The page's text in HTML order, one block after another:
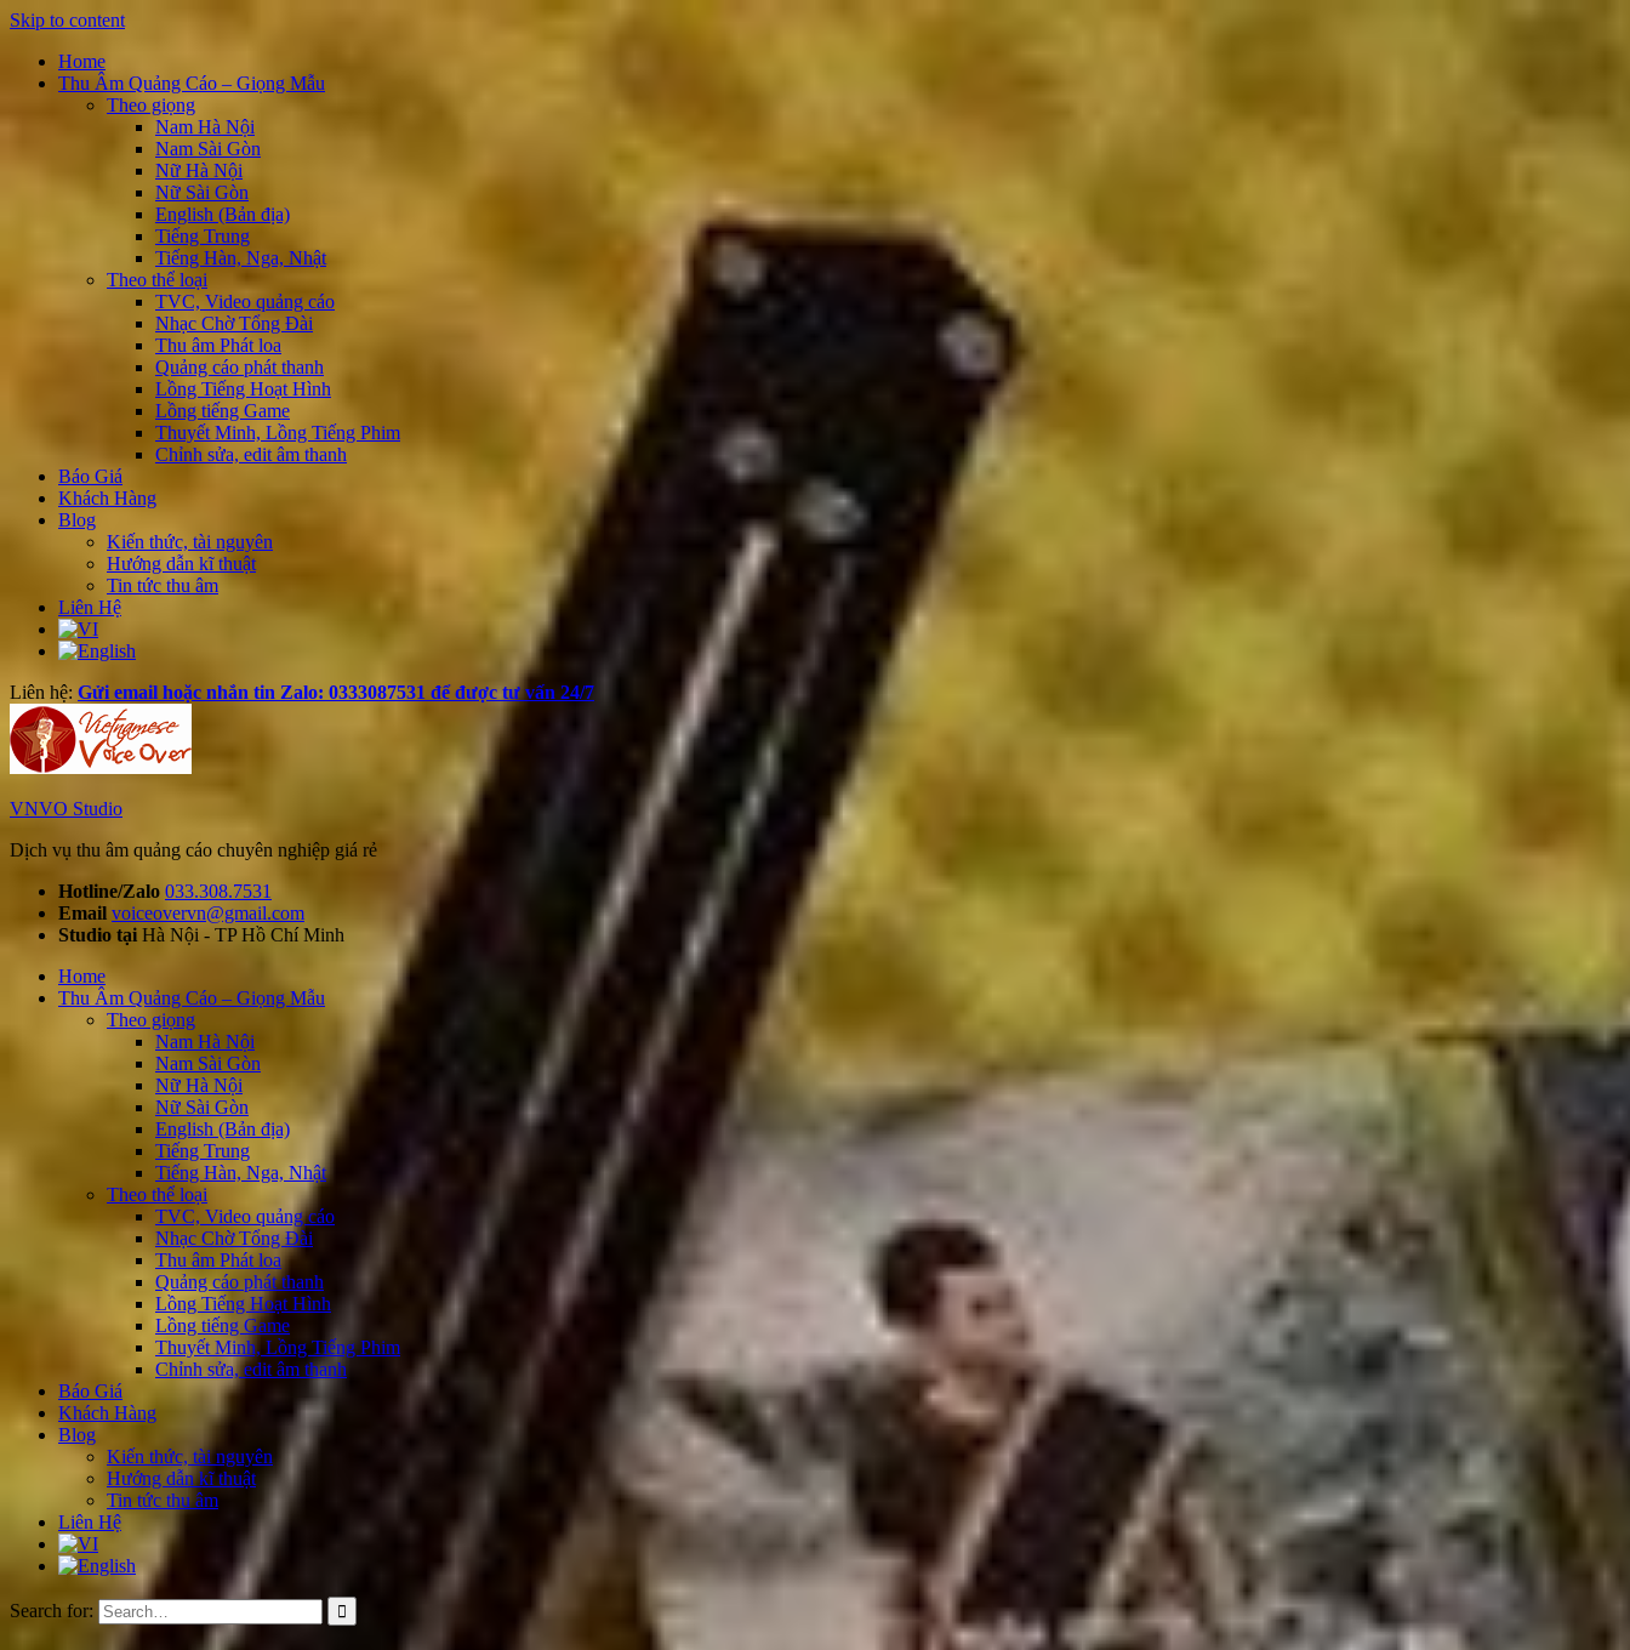
Skip to content
Home
Thu Âm Quảng Cáo – Giọng Mẫu
Theo giọng
Nam Hà Nội
Nam Sài Gòn
Nữ Hà Nội
Nữ Sài Gòn
English (Bản địa)
Tiếng Trung
Tiếng Hàn, Nga, Nhật
Theo thể loại
TVC, Video quảng cáo
Nhạc Chờ Tổng Đài
Thu âm Phát loa
Quảng cáo phát thanh
Lồng Tiếng Hoạt Hình
Lồng tiếng Game
Thuyết Minh, Lồng Tiếng Phim
Chỉnh sửa, edit âm thanh
Báo Giá
Khách Hàng
Blog
Kiến thức, tài nguyên
Hướng dẫn kĩ thuật
Tin tức thu âm
Liên Hệ
Liên hệ: Gửi email hoặc nhắn tin Zalo: 0333087531 để được tư vấn 24/7
VNVO Studio
Dịch vụ thu âm quảng cáo chuyên nghiệp giá rẻ
Hotline/Zalo 033.308.7531
Email voiceovervn@gmail.com
Studio tại Hà Nội - TP Hồ Chí Minh
Home
Thu Âm Quảng Cáo – Giọng Mẫu
Theo giọng
Nam Hà Nội
Nam Sài Gòn
Nữ Hà Nội
Nữ Sài Gòn
English (Bản địa)
Tiếng Trung
Tiếng Hàn, Nga, Nhật
Theo thể loại
TVC, Video quảng cáo
Nhạc Chờ Tổng Đài
Thu âm Phát loa
Quảng cáo phát thanh
Lồng Tiếng Hoạt Hình
Lồng tiếng Game
Thuyết Minh, Lồng Tiếng Phim
Chỉnh sửa, edit âm thanh
Báo Giá
Khách Hàng
Blog
Kiến thức, tài nguyên
Hướng dẫn kĩ thuật
Tin tức thu âm
Liên Hệ
Search for: